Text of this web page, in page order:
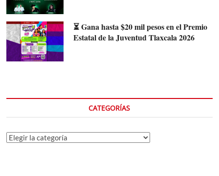
⏳ Gana hasta $20 mil pesos en el Premio
Estatal de la Juventud Tlaxcala 2026
CATEGORÍAS
Categorías